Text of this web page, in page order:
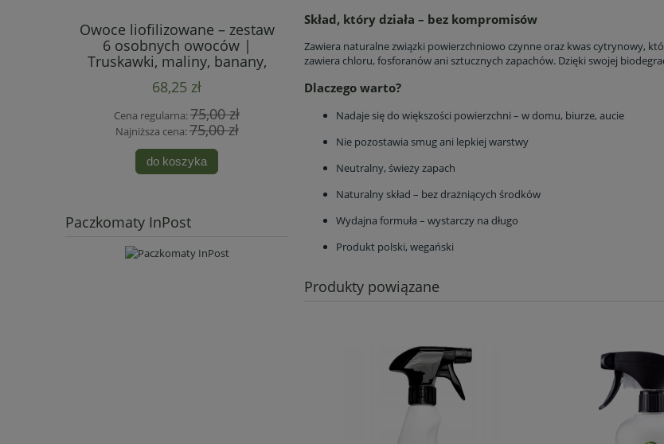
Owoce liofilizowane – zestaw
6 osobnych owoców |
Truskawki, maliny, banany,
borówki, żurawina, ananas
68,25 zł
Cena regularna:75,00 zł
Najniższa cena:75,00 zł
do koszyka
Paczkomaty InPost
Produkty powiązane
Skład, który działa – bez kompromisów
Zawiera naturalne związki powierzchniowo czynne oraz kwas cytrynowy,
zawiera chloru, fosforanów ani sztucznych zapachów. Dzięki swojej
Dlaczego warto?
Nadaje się do większości powierzchni – w domu, biurze, aucie
Nie pozostawia smug ani lepkiej warstwy
Neutralny, świeży zapach
Naturalny skład – bez drażniących środków
Wydajna formuła – wystarczy na długo
Produkt polski, wegański